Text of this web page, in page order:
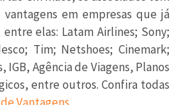
em empresas que já
entre elas: Latam Airlines; Sony;
Tim; Netshoes; Cinemark;
Agência de Viagens, Planos
entre outros. Confira todas